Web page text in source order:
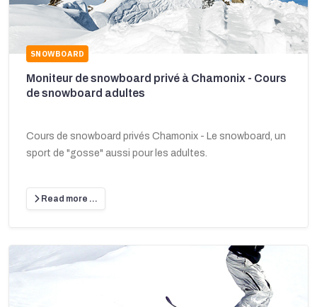
SNOWBOARD
Moniteur de snowboard privé à Chamonix - Cours
de snowboard adultes
Cours de snowboard privés Chamonix - Le snowboard, un
sport de "gosse" aussi pour les adultes.
Read more …